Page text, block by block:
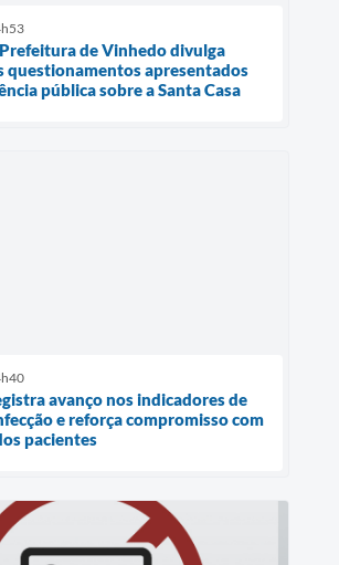
de Vinhedo divulga
questionamentos apresentados
pública sobre a Santa Casa
avanço nos indicadores de
e reforça compromisso com
pacientes